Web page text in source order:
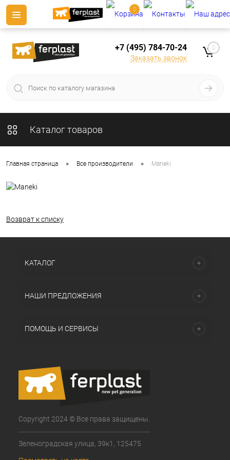
+7 (495) 784-70-24
Заказать звонок
0
Каталог товаров
Главная страница • Все производители • Maneki
Возврат к списку
КАТАЛОГ
НАШИ ПРЕДЛОЖЕНИЯ
ПОМОЩЬ И СЕРВИСЫ
Copyright 2024 © Все права защищены.
Зеленоградская улица, 39к1, 125475
0